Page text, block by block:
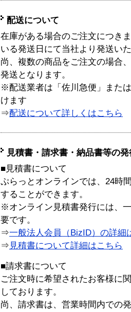
配送について
在庫がある場合のご注文につき
いる発送日にて当社より発送い
尚、複数の商品をご注文の場合
発送となります。
※配送業者は「佐川急便」また
けます
⇒配送について詳しくはこちら
見積書・請求書・納品書等の
■見積書について
ぷらっとオンラインでは、24時
することができます。
※オンライン見積書発行には、
要です。
⇒一般法人会員（BizID）の詳細
⇒ 見積書について詳細はこちら
■請求書について
ご注文時に希望されたお客様に
しております。
尚、請求書は、営業時間内での